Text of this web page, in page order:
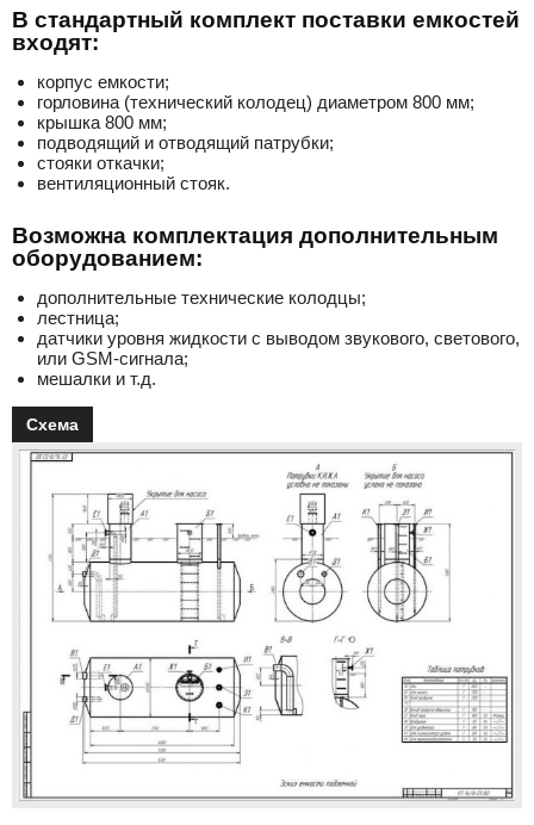
В стандартный комплект поставки емкостей
входят:
корпус емкости;
горловина (технический колодец) диаметром 800 мм;
крышка 800 мм;
подводящий и отводящий патрубки;
стояки откачки;
вентиляционный стояк.
Возможна комплектация дополнительным
оборудованием:
дополнительные технические колодцы;
лестница;
датчики уровня жидкости с выводом звукового, светового,
или GSM-сигнала;
мешалки и т.д.
Схема